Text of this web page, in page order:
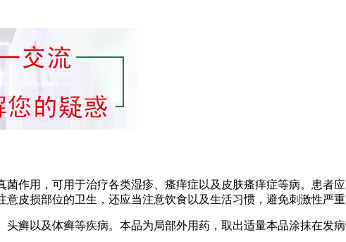
作用，可用于治疗各类湿疹、瘙痒症以及皮肤瘙痒症等病。患者
皮损部位的卫生，还应当注意饮食以及生活习惯，避免刺激性严重
癣以及体癣等疾病。本品为局部外用药，取出适量本品涂抹在发